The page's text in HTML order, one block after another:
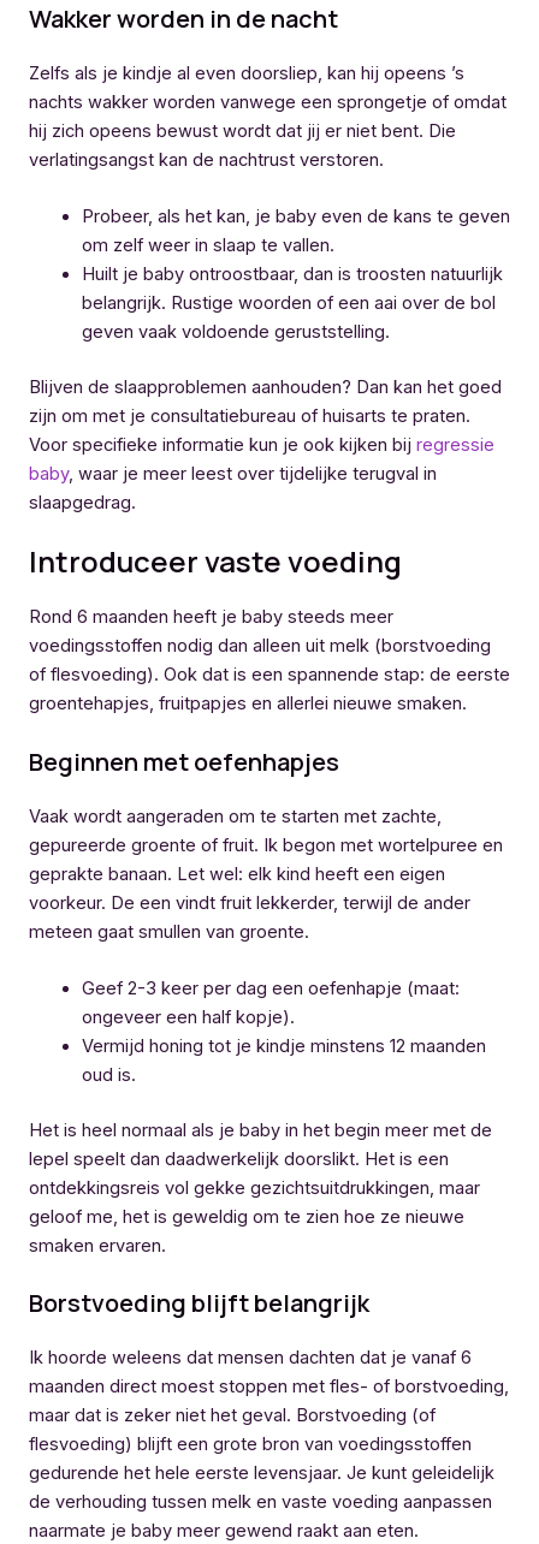
Wakker worden in de nacht
Zelfs als je kindje al even doorsliep, kan hij opeens ’s
nachts wakker worden vanwege een sprongetje of omdat
hij zich opeens bewust wordt dat jij er niet bent. Die
verlatingsangst kan de nachtrust verstoren.
Probeer, als het kan, je baby even de kans te geven
om zelf weer in slaap te vallen.
Huilt je baby ontroostbaar, dan is troosten natuurlijk
belangrijk. Rustige woorden of een aai over de bol
geven vaak voldoende geruststelling.
Blijven de slaapproblemen aanhouden? Dan kan het goed
zijn om met je consultatiebureau of huisarts te praten.
Voor specifieke informatie kun je ook kijken bij regressie
baby, waar je meer leest over tijdelijke terugval in
slaapgedrag.
Introduceer vaste voeding
Rond 6 maanden heeft je baby steeds meer
voedingsstoffen nodig dan alleen uit melk (borstvoeding
of flesvoeding). Ook dat is een spannende stap: de eerste
groentehapjes, fruitpapjes en allerlei nieuwe smaken.
Beginnen met oefenhapjes
Vaak wordt aangeraden om te starten met zachte,
gepureerde groente of fruit. Ik begon met wortelpuree en
geprakte banaan. Let wel: elk kind heeft een eigen
voorkeur. De een vindt fruit lekkerder, terwijl de ander
meteen gaat smullen van groente.
Geef 2-3 keer per dag een oefenhapje (maat:
ongeveer een half kopje).
Vermijd honing tot je kindje minstens 12 maanden
oud is.
Het is heel normaal als je baby in het begin meer met de
lepel speelt dan daadwerkelijk doorslikt. Het is een
ontdekkingsreis vol gekke gezichtsuitdrukkingen, maar
geloof me, het is geweldig om te zien hoe ze nieuwe
smaken ervaren.
Borstvoeding blijft belangrijk
Ik hoorde weleens dat mensen dachten dat je vanaf 6
maanden direct moest stoppen met fles- of borstvoeding,
maar dat is zeker niet het geval. Borstvoeding (of
flesvoeding) blijft een grote bron van voedingsstoffen
gedurende het hele eerste levensjaar. Je kunt geleidelijk
de verhouding tussen melk en vaste voeding aanpassen
naarmate je baby meer gewend raakt aan eten.